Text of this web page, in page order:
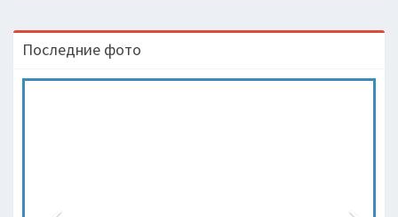
Последние фото